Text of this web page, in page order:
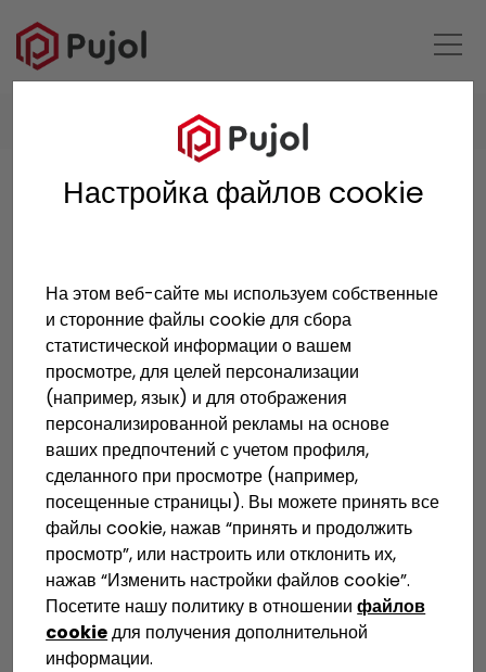
Настройка файлов cookie
На этом веб-сайте мы используем собственные
и сторонние файлы cookie для сбора
статистической информации о вашем
просмотре, для целей персонализации
(например, язык) и для отображения
персонализированной рекламы на основе
ваших предпочтений с учетом профиля,
сделанного при просмотре (например,
посещенные страницы). Вы можете принять все
файлы cookie, нажав “принять и продолжить
просмотр”, или настроить или отклонить их,
нажав “Изменить настройки файлов cookie”.
Посетите нашу политику в отношениифайлов
cookieдля получения дополнительной
информации.
Продукты